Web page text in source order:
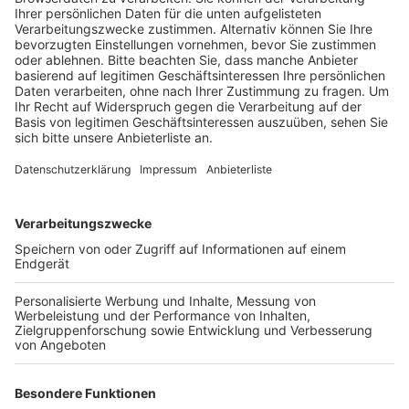
Anzeige
Mehr Überprüfungen seien nur möglich, wenn die
Polizei mit kontrollieren würde, heißt es. Außerdem
beobachtet die Stadt Köln nach eigenen Angaben eine
immer größer werdende Corona-Müdigkeit der
und Gastronomen gewissenhaft an die Vorschriften
halten, ist die Lage in Köln deutlich anders. Immer
wieder fallen dort massive Verstöße und Menschen
mit rücksichtslosem Verhalten auf. Allein in der
Gastronomie gab es in den vergangenen sechs
Monaten über 500 Verstöße. Und rund 3.300 Fälle, in
denen sich Leute nicht an das Ansammlungs- und
Kontaktverbot gehalten haben. Die Mitarbeiter des